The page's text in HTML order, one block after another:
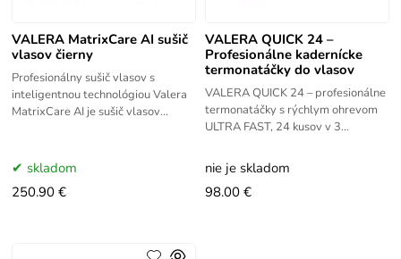
VALERA MatrixCare AI sušič
vlasov čierny
Profesionálny sušič vlasov s
inteligentnou technológiou Valera
MatrixCare AI je sušič vlasov
skladom
250.90 €
VALERA QUICK 24 –
Profesionálne kadernícke
termonatáčky do vlasov
VALERA QUICK 24 – profesionálne
termonatáčky s rýchlym ohrevom
ULTRA FAST, 24 kusov v 3
100 °C, dokonalé kučery do 24
hodín.
nie je skladom
98.00 €